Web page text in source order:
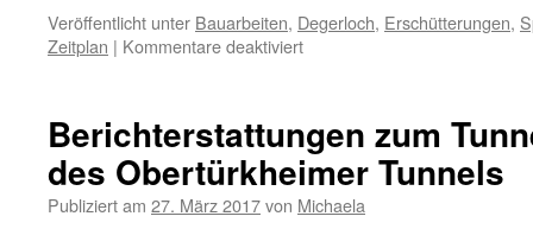
Veröffentlicht unter Bauarbeiten, Degerloch, Erschütterungen,
Zeitplan | Kommentare deaktiviert
Berichterstattungen zum
des Obertürkheimer Tunnels
Publiziert am 27. März 2017von Michaela